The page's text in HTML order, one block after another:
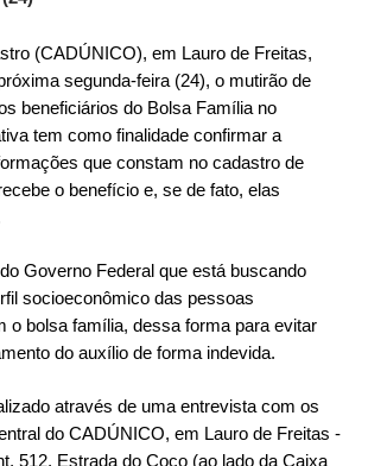
(CADÚNICO), em Lauro de Freitas,
segunda-feira (24), o mutirão de
beneficiários do Bolsa Família no
tem como finalidade confirmar a
que constam no cadastro de
o benefício e, se de fato, elas
Governo Federal que está buscando
socioeconômico das pessoas
o bolsa família, dessa forma para evitar
do auxílio de forma indevida.
através de uma entrevista com os
do CADÚNICO, em Lauro de Freitas -
512, Estrada do Coco (ao lado da Caixa